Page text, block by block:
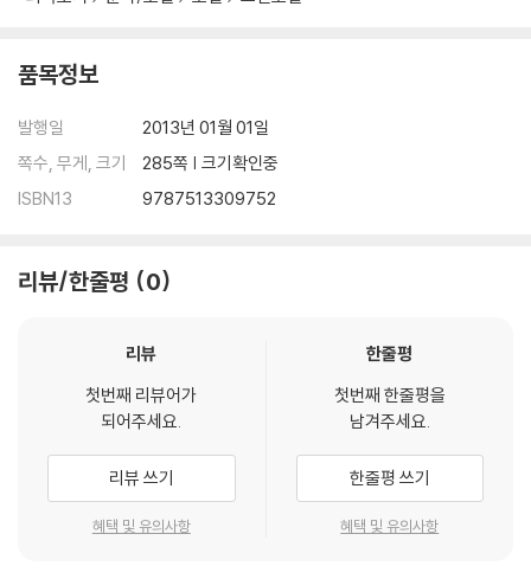
품목정보
발행일
2013년 01월 01일
쪽수, 무게, 크기
285쪽 | 크기확인중
ISBN13
9787513309752
리뷰/한줄평 0
리뷰
첫번째 리뷰어가
되어주세요.
리뷰 쓰기
혜택 및 유의사항
한줄평
첫번째 한줄평을
남겨주세요.
한줄평 쓰기
혜택 및 유의사항